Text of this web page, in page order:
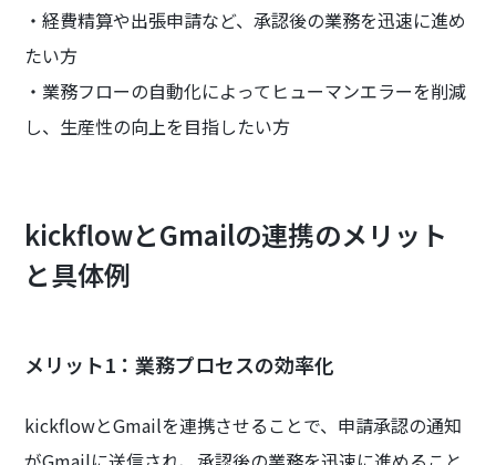
・経費精算や出張申請など、承認後の業務を迅速に進め
たい方
・業務フローの自動化によってヒューマンエラーを削減
し、生産性の向上を目指したい方
kickflowとGmailの連携のメリット
と具体例
メリット1：業務プロセスの効率化
kickflowとGmailを連携させることで、申請承認の通知